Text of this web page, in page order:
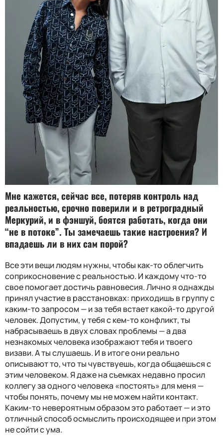
Мне кажется, сейчас все, потеряв контроль над
реальностью, срочно поверили и в ретроградный
Меркурий, и в фэншуй, боятся работать, когда они
“не в потоке”. Ты замечаешь такие настроения? И
впадаешь ли в них сам порой?
Все эти вещи людям нужны, чтобы как-то облегчить
соприкосновение с реальностью. И каждому что-то
свое помогает достичь равновесия. Лично я однажды
принял участие в расстановках: приходишь в группу с
каким-то запросом — и за тебя встает какой-то другой
человек. Допустим, у тебя с кем-то конфликт, ты
набрасываешь в двух словах проблемы — а два
незнакомых человека изображают тебя и твоего
визави. А ты слушаешь. И в итоге они реально
описывают то, что ты чувствуешь, когда общаешься с
этим человеком. Я даже на съемках недавно просил
коллегу за одного человека «постоять» для меня —
чтобы понять, почему мы не можем найти контакт.
Каким-то невероятным образом это работает — и это
отличный способ осмыслить происходящее и при этом
не сойти с ума.